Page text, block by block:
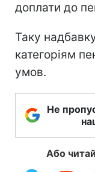
доплати до
Таку
категоріям
умов.
Не
Або